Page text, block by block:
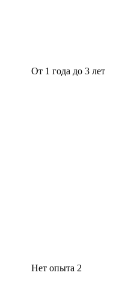
От 1 года до 3 лет
Нет опыта 2